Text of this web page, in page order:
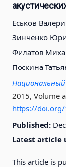
Еськов
Зинченко
Филатов
Поскина
Национальный
2015, Volume
https://
Published:
Latest article
This article is